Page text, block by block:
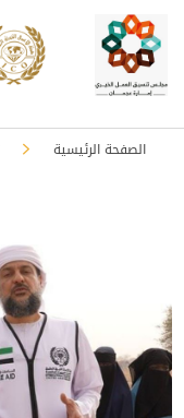
الصفحة الرئيسية